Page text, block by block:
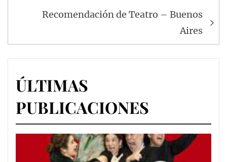
Recomendación de Teatro – Buenos
Aires
ÚLTIMAS
PUBLICACIONES